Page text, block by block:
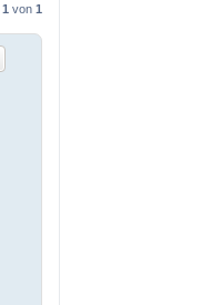
1 von 1